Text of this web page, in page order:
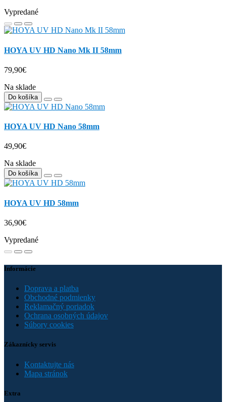
Vypredané
HOYA UV HD Nano Mk II 58mm
79,90€
Na sklade
Do košíka
HOYA UV HD Nano 58mm
49,90€
Na sklade
Do košíka
HOYA UV HD 58mm
36,90€
Vypredané
Informácie
Doprava a platba
Obchodné podmienky
Reklamačný poriadok
Ochrana osobných údajov
Súbory cookies
Zákaznícky servis
Kontaktujte nás
Mapa stránok
Extra